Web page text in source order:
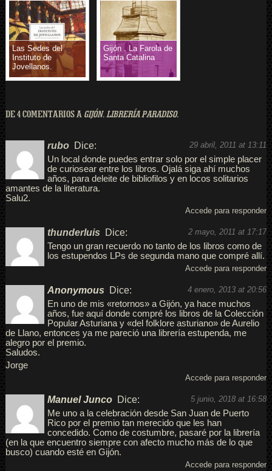
Las Sedes del
Instituto de
Jovellanos.
Gijón . La Farola de
Santa Catalina
DE 4 COMENTARIOS A GIJÓN. LIBRERÍA PARADISO.
29 abril, 2011 at 13:11
rubo Dice:
Un local donde puedes entrar solo por el simple placer
de curiosear entre los libros. Ojalá siga ahí muchos
años, para deleite de bibliofilos y en locos solitarios
amantes de la literatura.
Salu2.
Accede para responder
2 mayo, 2011 at 17:17
thunderluis Dice:
Tengo un gran recuerdo no tanto de los libros como de
los estupendos LPs de segunda mano que compré allí.
Accede para responder
4 enero, 2013 at 20:56
Anonymous Dice:
En uno de mis «retornos» a Gijón, ya hace muchos
años, fue aquí donde compré los libros de la Colección
Popular Asturiana y «del folklore asturiano» de Aurelio
de Llano, entonces ya me pareció una librería estupenda, me
alegro por el premio.
Saludos.
Jorge
Accede para responder
5 junio, 2018 at 16:58
Manuel Junco Dice:
Me uno a la celebración desde San Juan de Puerto
Rico por el premio tan merecido que les han
concedido. Como de costumbre, pasaré por la librería
(en la que encuentro siempre con afecto mucho más de lo que
busco) cuando esté en Gijón.
Accede para responder